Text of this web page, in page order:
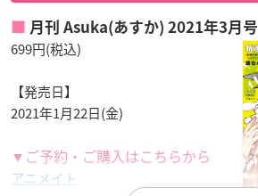
月刊 Asuka(あすか) 2021年3月号
699円(税込)
【発売日】
2021年1月22日(金)
▼ご予約・ご購入はこちらから
アニメイト